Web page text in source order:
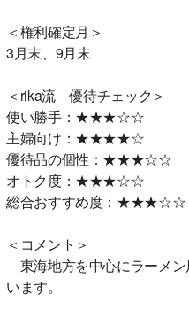
＜権利確定月＞
3月末、9月末
＜rika流 優待チェック＞
使い勝手：★★★☆☆
主婦向け：★★★★☆
優待品の個性：★★★☆☆
オトク度：★★★☆☆
総合おすすめ度：★★★☆☆
＜コメント＞
東海地方を中心にラーメ
います。